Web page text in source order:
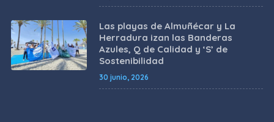
Las playas de Almuñécar y La
Herradura izan las Banderas
Azules, Q de Calidad y ‘S’ de
Sostenibilidad
30 junio, 2026